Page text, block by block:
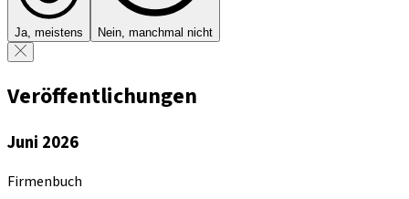
Ja, meistens Nein, manchmal nicht
Veröffentlichungen
Juni 2026
Firmenbuch